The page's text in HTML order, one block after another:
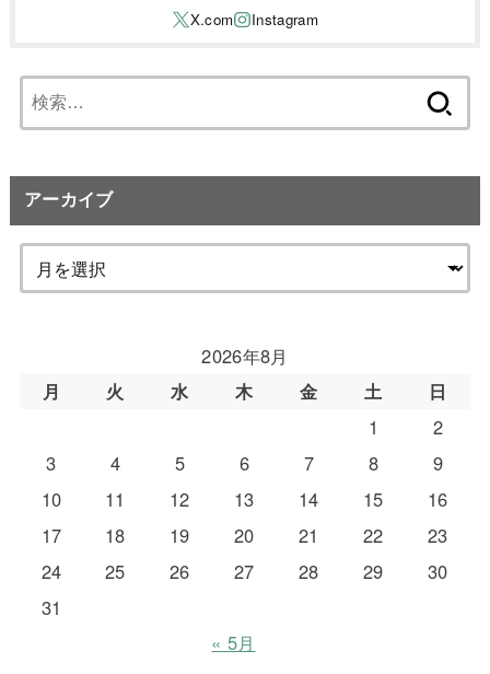
索:
アーカイブ
2026年8月
月
火 水 木 金 土
日
1
2
3
4 5 6 7 8
9
10
11 12 13 14 15
16
17
18 19 20 21 22
23
24
25 26 27 28 29
30
31
« 5月